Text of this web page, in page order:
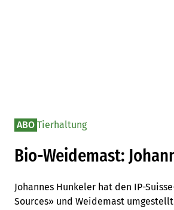
ABO Tierhaltung
Bio-Weidemast:
Johannes Hunkeler hat den IP-
Sources» und Weidemast